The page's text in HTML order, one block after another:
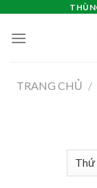
content
TRANG CHỦ /